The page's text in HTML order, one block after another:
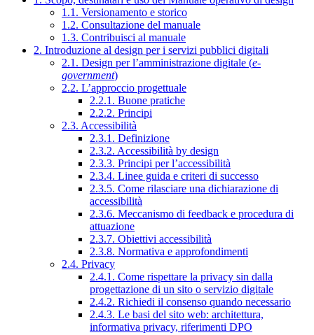
1.1. Versionamento e storico
1.2. Consultazione del manuale
1.3. Contribuisci al manuale
2. Introduzione al design per i servizi pubblici digitali
2.1. Design per l’amministrazione digitale (e-
government)
2.2. L’approccio progettuale
2.2.1. Buone pratiche
2.2.2. Principi
2.3. Accessibilità
2.3.1. Definizione
2.3.2. Accessibilità by design
2.3.3. Principi per l’accessibilità
2.3.4. Linee guida e criteri di successo
2.3.5. Come rilasciare una dichiarazione di
accessibilità
2.3.6. Meccanismo di feedback e procedura di
attuazione
2.3.7. Obiettivi accessibilità
2.3.8. Normativa e approfondimenti
2.4. Privacy
2.4.1. Come rispettare la privacy sin dalla
progettazione di un sito o servizio digitale
2.4.2. Richiedi il consenso quando necessario
2.4.3. Le basi del sito web: architettura,
informativa privacy, riferimenti DPO